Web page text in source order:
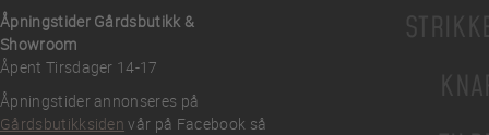
Åpningstider Gårdsbutikk &
Showroom
Åpent Tirsdager 14-17
Åpningstider annonseres på
Gårdsbutikksiden vår på Facebook så